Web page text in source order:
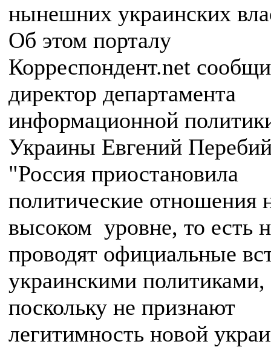
нынешних украинских
Об этом порталу
Корреспондент.net
директор департамента
информационной
Украины Евгений
"Россия приостановила
политические отношения
высоком уровне, то есть
проводят официальные
украинскими политиками,
поскольку не признают
легитимность новой